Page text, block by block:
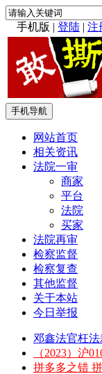
手机版 | 登陆 | 注
手机导航
网站首页
相关资讯
法院一审
商家
平台
法院
买家
法院再审
检察监督
检察复查
其他监督
关于本站
今日举报
邓鑫法官枉
（2023）沪
拼多多之错